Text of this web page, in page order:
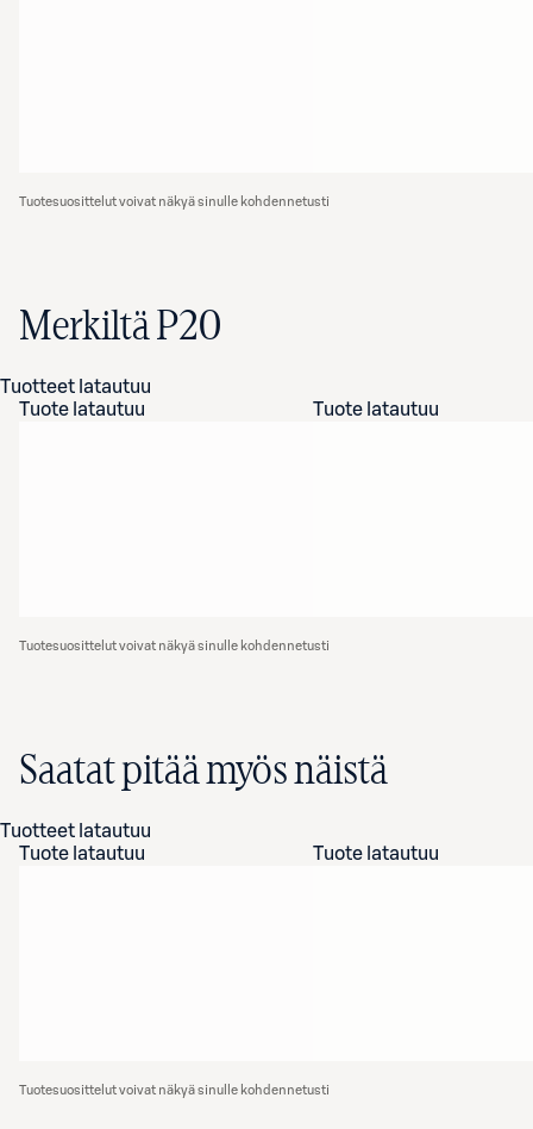
Tuotesuosittelut voivat näkyä sinulle kohdennetusti
Merkiltä P20
Tuotteet latautuu
Tuote latautuu
Tuote latautuu
Tuotesuosittelut voivat näkyä sinulle kohdennetusti
Saatat pitää myös näistä
Tuotteet latautuu
Tuote latautuu
Tuote latautuu
Tuotesuosittelut voivat näkyä sinulle kohdennetusti